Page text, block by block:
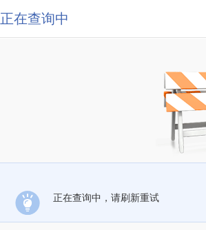
正在查询中
正在查询中，请刷新重试